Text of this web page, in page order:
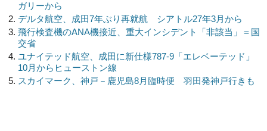
ガリーから
デルタ航空、成田7年ぶり再就航 シアトル27年3月から
飛行検査機のANA機接近、重大インシデント「非該当」＝国
交省
ユナイテッド航空、成田に新仕様787-9「エレベーテッド」
10月からヒューストン線
スカイマーク、神戸－鹿児島8月臨時便 羽田発神戸行きも